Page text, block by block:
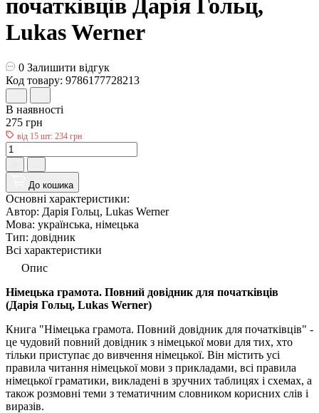
початківців Дарія Гольц,
Lukas Werner
0 Залишити відгук
Код товару: 9786177728213
В наявності
275 грн
від 15 шт: 234 грн
До кошика
Основні характеристики:
Автор: Дарія Гольц, Lukas Werner
Мова: українська, німецька
Тип: довідник
Всі характеристики
Опис
Німецька грамота. Повний довідник для початківців
(Дарія Гольц, Lukas Werner)
Книга "Німецька грамота. Повний довідник для початківців" -
це чудовий повний довідник з німецької мови для тих, хто
тільки приступає до вивчення німецької. Він містить усі
правила читання німецької мови з прикладами, всі правила
німецької граматики, викладені в зручних таблицях і схемах, а
також розмовні теми з тематичним словником корисних слів і
виразів.